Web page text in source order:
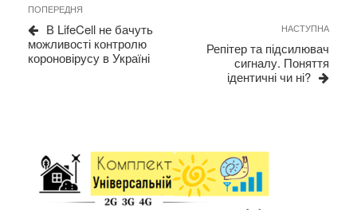
записів
Previous
Post
ПОПЕРЕДНЯ
В LifeCell не бачуть
можливості контролю
короновірусу в Україні
Next
НАСТУПНА
Репітер та підсилювач
сигналу. Поняття
ідентичні чи ні?